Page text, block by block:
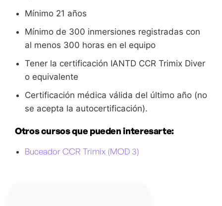
Mínimo 21 años
Mínimo de 300 inmersiones registradas con
al menos 300 horas en el equipo
Tener la certificación IANTD CCR Trimix Diver
o equivalente
Certificación médica válida del último año (no
se acepta la autocertificación).
Otros cursos que pueden interesarte:
Buceador CCR Trimix (MOD 3)